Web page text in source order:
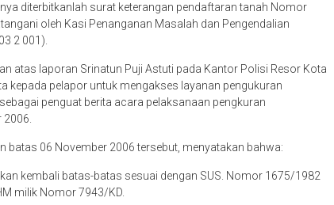
diterbitkanlah surat keterangan pendaftaran tanah Nomor
oleh Kasi Penanganan Masalah dan Pengendalian
2 001).
atas laporan Srinatun Puji Astuti pada Kantor Polisi Resor Kota
kepada pelapor untuk mengakses layanan pengukuran
penguat berita acara pelaksanaan pengkuran
batas 06 November 2006 tersebut, menyatakan bahwa:
kembali batas-batas sesuai dengan SUS. Nomor 1675/1982
milik Nomor 7943/KD.